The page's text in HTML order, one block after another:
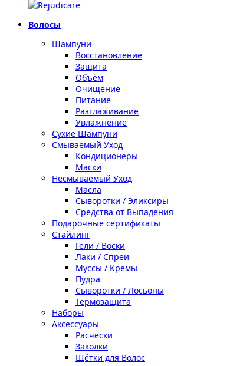
Волосы
Шампуни
Восстановление
Защита
Объём
Очищение
Питание
Разглаживание
Увлажнение
Сухие Шампуни
Смываемый Уход
Кондиционеры
Маски
Несмываемый Уход
Масла
Сыворотки / Эликсиры
Средства от Выпадения
Подарочные сертификаты
Стайлинг
Гели / Воски
Лаки / Спреи
Муссы / Кремы
Пудра
Сыворотки / Лосьоны
Термозащита
Наборы
Аксессуары
Расчёски
Заколки
Щётки для Волос